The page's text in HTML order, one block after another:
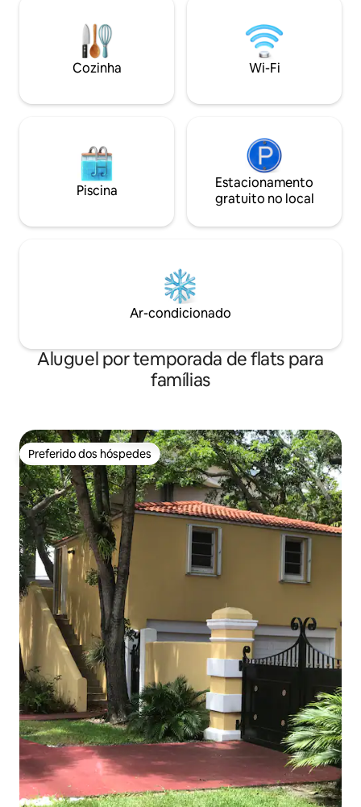
impostos por noite, a pagar apenas com
cartão no check-in. **Apenas
estacionamento pago disponível.
dias por semana,
requintadas no
andar.
Brickell, a poucos
de Miami.
Cozinha Wi-Fi
Piscina
Estacionamento
gratuito no local
Ar-condicionado
Aluguel por temporada de flats para
famílias
Preferido dos hóspedes
Preferido dos hóspedes